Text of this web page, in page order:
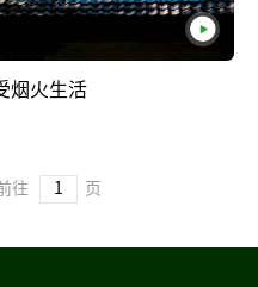
烟火生活
往 页